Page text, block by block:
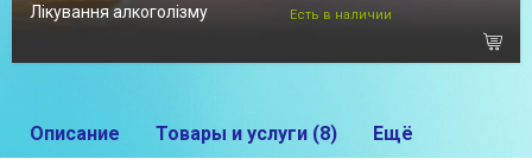
Лікування алкоголізму Есть в наличии
Описание Товары и услуги (8) Ещё